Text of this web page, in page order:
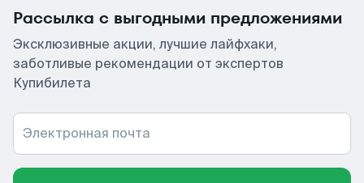
Рассылка с выгодными предложениями
Эксклюзивные акции, лучшие лайфхаки,
заботливые рекомендации от экспертов
Купибилета
Электронная почта